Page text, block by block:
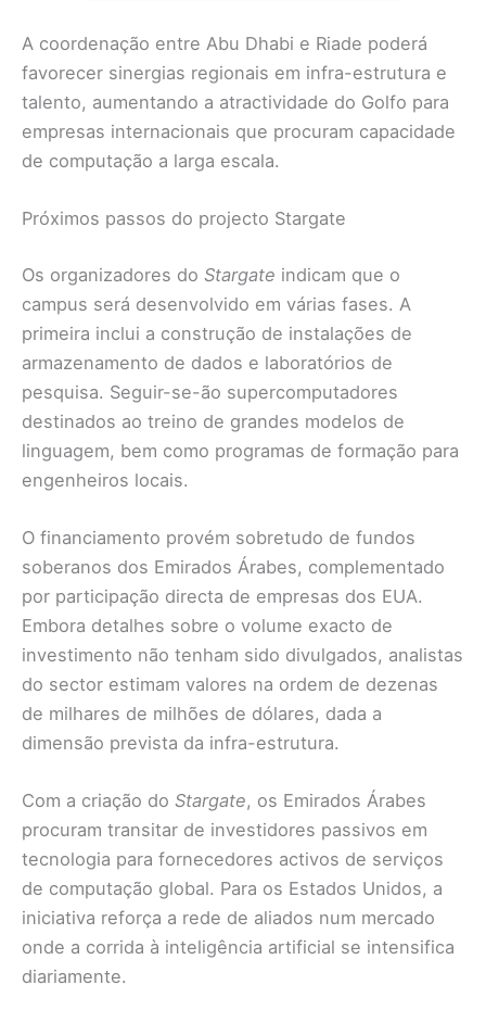
A coordenação entre Abu Dhabi e Riade poderá
favorecer sinergias regionais em infra-estrutura e
talento, aumentando a atractividade do Golfo para
empresas internacionais que procuram capacidade
de computação a larga escala.
Próximos passos do projecto Stargate
Os organizadores do Stargate indicam que o
campus será desenvolvido em várias fases. A
primeira inclui a construção de instalações de
armazenamento de dados e laboratórios de
pesquisa. Seguir-se-ão supercomputadores
destinados ao treino de grandes modelos de
linguagem, bem como programas de formação para
engenheiros locais.
O financiamento provém sobretudo de fundos
soberanos dos Emirados Árabes, complementado
por participação directa de empresas dos EUA.
Embora detalhes sobre o volume exacto de
investimento não tenham sido divulgados, analistas
do sector estimam valores na ordem de dezenas
de milhares de milhões de dólares, dada a
dimensão prevista da infra-estrutura.
Com a criação do Stargate, os Emirados Árabes
procuram transitar de investidores passivos em
tecnologia para fornecedores activos de serviços
de computação global. Para os Estados Unidos, a
iniciativa reforça a rede de aliados num mercado
onde a corrida à inteligência artificial se intensifica
diariamente.